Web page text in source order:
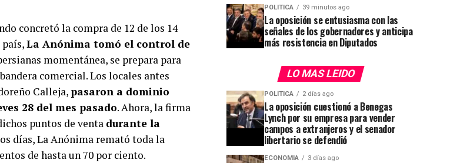
concretó la compra de 12 de los 14
La Anónima tomó el control de
momentánea, se prepara para
comercial. Los locales antes
Calleja, pasaron a dominio
28 del mes pasado. Ahora, la firma
puntos de venta durante la
días, La Anónima remató toda la
de hasta un 70 por ciento.
POLITICA 39 minutos ago
La oposición se entusiasma con las
señales de los gobernadores y anticipa
más resistencia en Diputados
LO MAS LEIDO
POLITICA 2 días ago
La oposición cuestionó a Benegas
Lynch por su empresa para vender
campos a extranjeros y el senador
libertario se defendió
ECONOMIA 3 días ago